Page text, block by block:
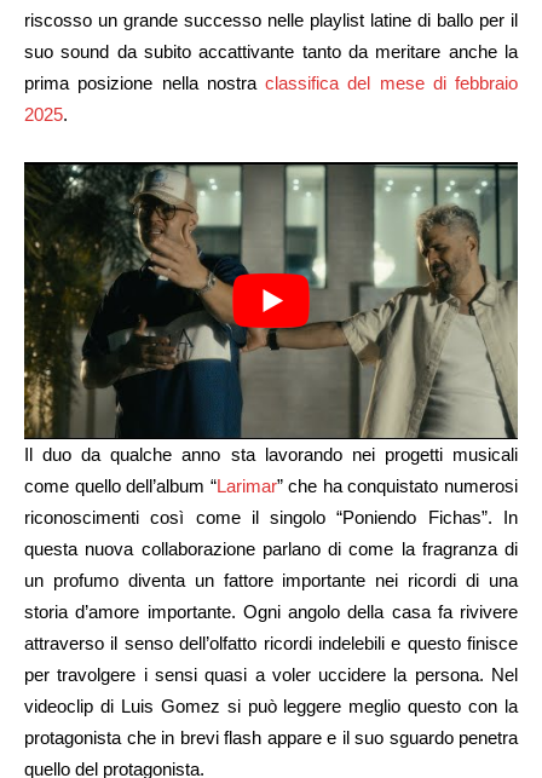
riscosso un grande successo nelle playlist latine di ballo per il
suo sound da subito accattivante tanto da meritare anche la
prima posizione nella nostra classifica del mese di febbraio
2025.
Il duo da qualche anno sta lavorando nei progetti musicali
come quello dell’album “Larimar” che ha conquistato numerosi
riconoscimenti così come il singolo “Poniendo Fichas”. In
questa nuova collaborazione parlano di come la fragranza di
un profumo diventa un fattore importante nei ricordi di una
storia d’amore importante. Ogni angolo della casa fa rivivere
attraverso il senso dell’olfatto ricordi indelebili e questo finisce
per travolgere i sensi quasi a voler uccidere la persona. Nel
videoclip di Luis Gomez si può leggere meglio questo con la
protagonista che in brevi flash appare e il suo sguardo penetra
quello del protagonista.